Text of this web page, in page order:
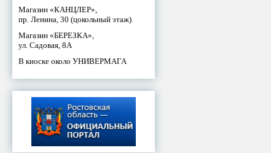
Магазин «КАНЦЛЕР»,
пр. Ленина, 30 (цокольный этаж)
Магазин «БЕРЕЗКА»,
ул. Садовая, 8А
В киоске около УНИВЕРМАГА